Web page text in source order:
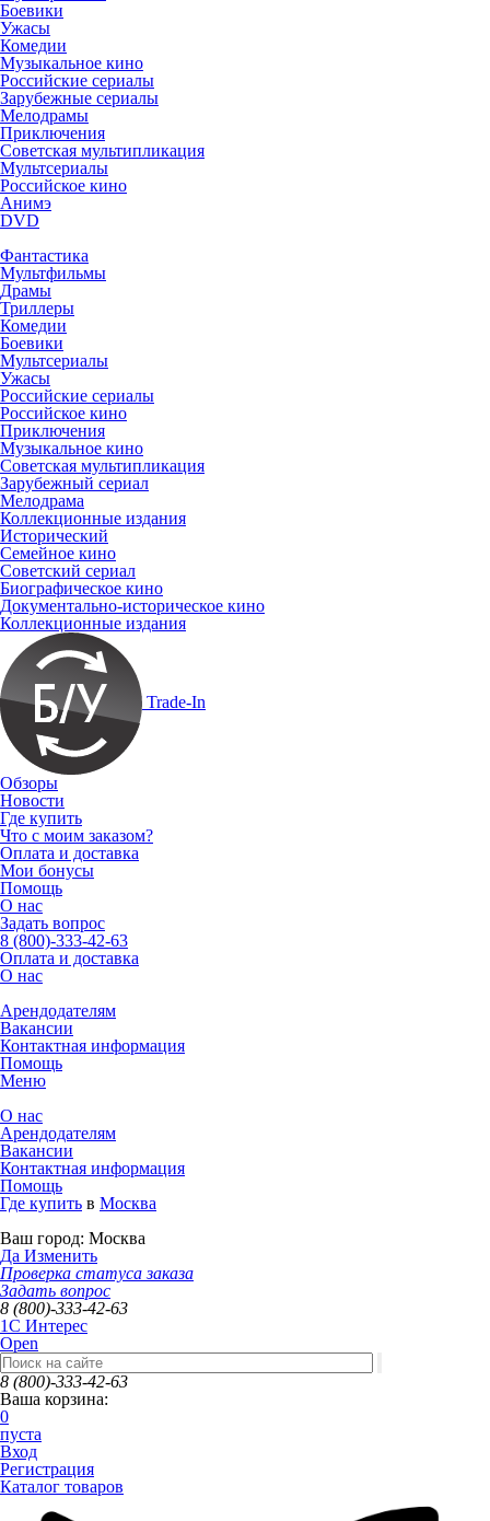
Боевики
Ужасы
Комедии
Музыкальное кино
Российские сериалы
Зарубежные сериалы
Мелодрамы
Приключения
Советская мультипликация
Мультсериалы
Российское кино
Анимэ
DVD
Фантастика
Мультфильмы
Драмы
Триллеры
Комедии
Боевики
Мультсериалы
Ужасы
Российские сериалы
Российское кино
Приключения
Музыкальное кино
Советская мультипликация
Зарубежный сериал
Мелодрама
Коллекционные издания
Исторический
Семейное кино
Советский сериал
Биографическое кино
Документально-историческое кино
Коллекционные издания
Trade-In
Обзоры
Новости
Где купить
Что с моим заказом?
Оплата и доставка
Мои бонусы
Помощь
О нас
Задать вопрос
8 (800)-333-42-63
Оплата и доставка
О нас
Арендодателям
Вакансии
Контактная информация
Помощь
Меню
О нас
Арендодателям
Вакансии
Контактная информация
Помощь
Где купить в Москва
Ваш город: Москва
Да Изменить
Проверка статуса заказа
Задать вопрос
8 (800)-333-42-63
1C Интерес
Open
8 (800)-333-42-63
Ваша корзина:
0
пуста
Вход
Регистрация
Каталог товаров